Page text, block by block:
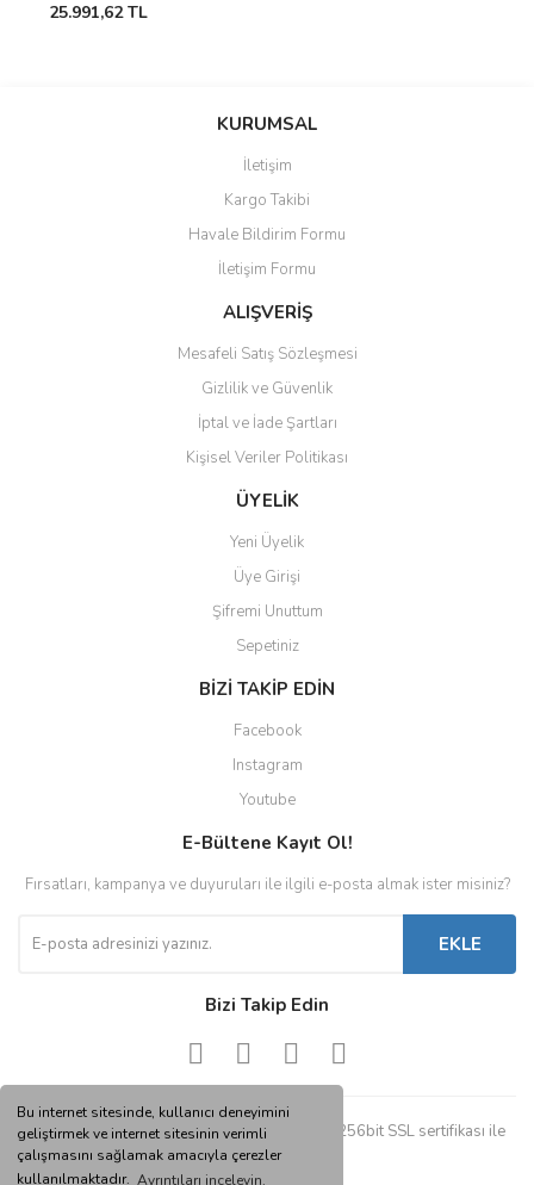
Bu internet sitesinde, kullanıcı deneyimini
geliştirmek ve internet sitesinin verimli
çalışmasını sağlamak amacıyla çerezler
kullanılmaktadır. Ayrıntıları inceleyin.
25.991,62 TL
KURUMSAL
İletişim
Kargo Takibi
Havale Bildirim Formu
İletişim Formu
ALIŞVERİŞ
Mesafeli Satış Sözleşmesi
Gizlilik ve Güvenlik
İptal ve İade Şartları
Kişisel Veriler Politikası
ÜYELİK
Yeni Üyelik
Üye Girişi
Şifremi Unuttum
Sepetiniz
BİZİ TAKİP EDİN
Facebook
Instagram
Youtube
E-Bültene Kayıt Ol!
Fırsatları, kampanya ve duyuruları ile ilgili e-posta almak ister misiniz?
EKLE
Bizi Takip Edin
© Tüm hakları saklıdır. Kredi kartı bilgileriniz 256bit SSL sertifikası ile
korunmaktadır.